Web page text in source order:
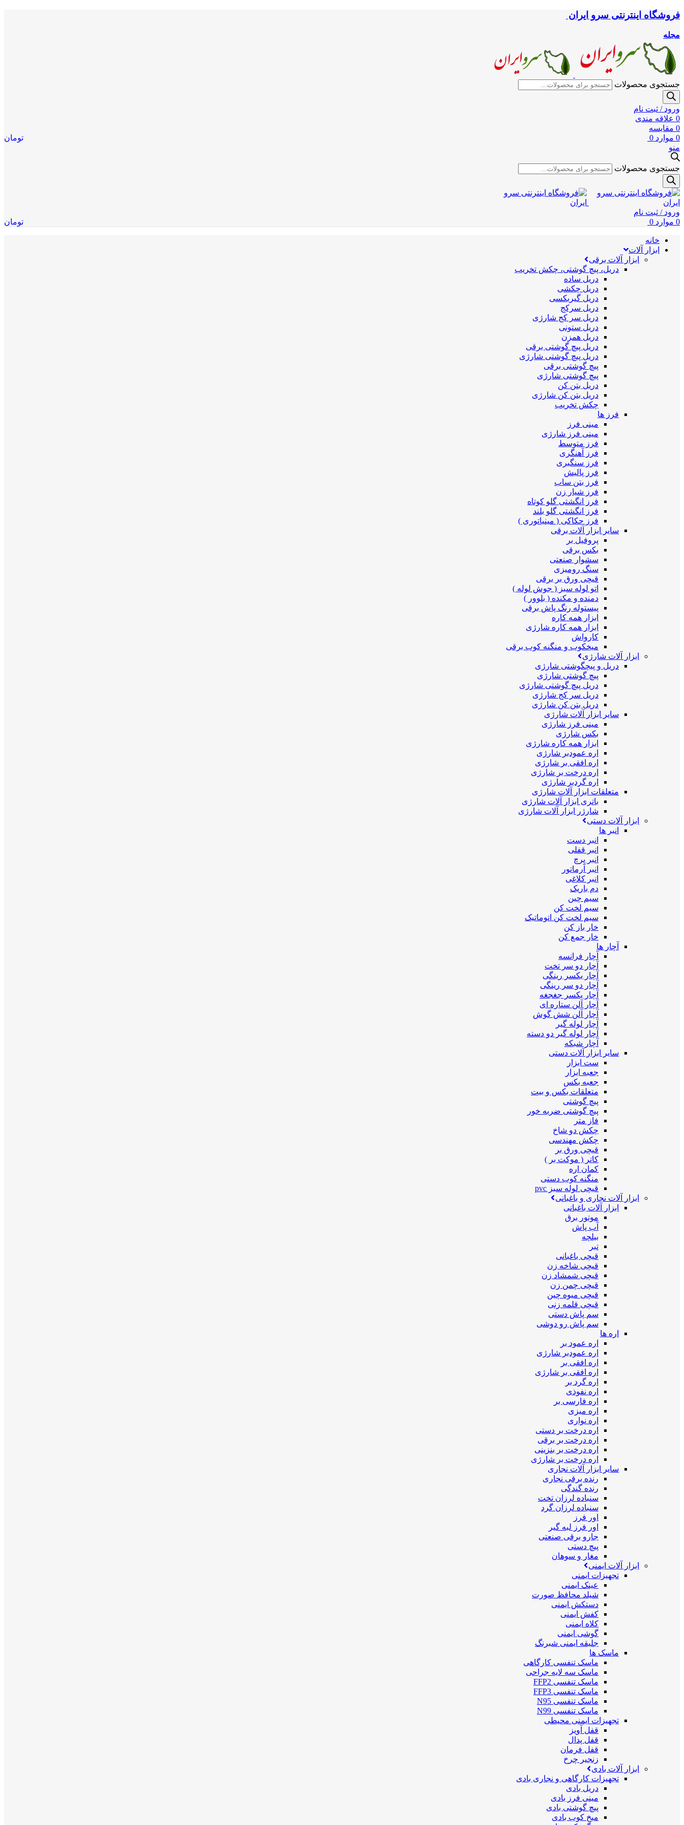
فروشگاه اینترنتی سرو ایران
مجله
جستجوی محصولات
ورود / ثبت نام
0 علاقه مندی
0 مقایسه
0 موارد 0
تومان
منو
جستجوی محصولات
ورود / ثبت نام
0 موارد 0 تومان
خانه
ابزار آلات
ابزار آلات برقی
دریل، پیچ گوشتی، چکش تخریب
دریل ساده
دریل چکشی
دریل گیربکسی
دریل سرکج
دریل سر کج شارژی
دریل ستونی
دریل همزن
دریل پیچ گوشتی برقی
دریل پیچ گوشتی شارژی
پیچ گوشتی برقی
پیچ گوشتی شارژی
دریل بتن کن
دریل بتن کن شارژی
چکش تخریب
فرز ها
مینی فرز
مینی فرز شارژی
فرز متوسط
فرز آهنگری
فرز سنگبری
فرز پالیش
فرز بتن ساب
فرز شیار زن
فرز انگشتی گلو کوتاه
فرز انگشتی گلو بلند
فرز حکاکی ( مینیاتوری )
سایر ابزار آلات برقی
پروفیل بر
بکس برقی
سشوار صنعتی
سنگ رومیزی
قیچی ورق بر برقی
اتو لوله سبز ( جوش لوله )
دمنده و مکنده ( بلوور )
پیستوله رنگ پاش برقی
ابزار همه کاره
ابزار همه کاره شارژی
کارواش
میخکوب و منگنه کوب برقی
ابزار آلات شارژی
دریل و پیچگوشتی شارژی
پیچ گوشتی شارژی
دریل پیچ گوشتی شارژی
دریل سر کج شارژی
دریل بتن کن شارژی
سایر ابزار آلات شارژی
مینی فرز شارژی
بکس شارژی
ابزار همه کاره شارژی
اره عمودبر شارژی
اره افقی بر شارژی
اره درخت بر شارژی
اره گردبر شارژی
متعلقات ابزار آلات شارژی
باتری ابزار آلات شارژی
شارژر ابزار آلات شارژی
ابزار آلات دستی
انبر ها
انبر دست
انبر قفلی
انبر پرچ
انبر آرماتور
انبر کلاغی
دم باریک
سیم چین
سیم لخت کن
سیم لخت کن اتوماتیک
خار باز کن
خار جمع کن
آچار ها
آچار فرانسه
آچار دو سر تخت
آچار یکسر رینگی
آچار دو سر رینگی
آچار یکسر جغجغه
آچار آلن ستاره ای
آچار آلن شش گوش
آچار لوله گیر
آچار لوله گیر دو دسته
آچار شبکه
سایر ابزار آلات دستی
ست ابزار
جعبه ابزار
جعبه بکس
متعلقات بکس و بیت
پیچ گوشتی
پیچ گوشتی ضربه خور
فاز متر
چکش دو شاخ
چکش مهندسی
قیچی ورق بر
کاتر ( موکت بر )
کمان اره
منگنه کوب دستی
قیچی لوله سبز pvc
ابزار آلات نجاری و باغبانی
ابزار آلات باغبانی
موتور برق
آب پاش
بیلچه
تبر
قیچی باغبانی
قیچی شاخه زن
قیچی شمشاد زن
قیچی چمن زن
قیچی میوه چین
قیچی قلمه زنی
سم پاش دستی
سم پاش رو دوشی
اره ها
اره عمود بر
اره عمودبر شارژی
اره افقی بر
اره افقی بر شارژی
اره گرد بر
اره نفوذی
اره فارسی بر
اره میزی
اره نواری
اره درخت بر دستی
اره درخت بر برقی
اره درخت بر بنزینی
اره درخت بر شارژی
سایر ابزار آلات نجاری
رنده برقی نجاری
رنده گندگی
سنباده لرزان تخت
سنباده لرزان گرد
اور فرز
اور فرز لبه گیر
جارو برقی صنعتی
پیچ دستی
مغار و سوهان
ابزار آلات ایمنی
تجهیزات ایمنی
عینک ایمنی
شیلد محافظ صورت
دستکش ایمنی
کفش ایمنی
کلاه ایمنی
گوشی ایمنی
جلیقه ایمنی شبرنگ
ماسک ها
ماسک تنفسی کارگاهی
ماسک سه لایه جراحی
ماسک تنفسی FFP2
ماسک تنفسی FFP3
ماسک تنفسی N95
ماسک تنفسی N99
تجهیزات ایمنی محیطی
قفل آویز
قفل پدال
قفل فرمان
زنجیر چرخ
ابزار آلات بادی
تجهیزات کارگاهی و نجاری بادی
دریل بادی
مینی فرز بادی
پیچ گوشتی بادی
میخ کوب بادی